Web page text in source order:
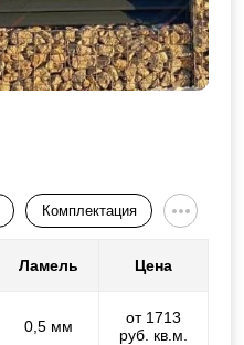
Комплектация
Ламель Цена
0,5 мм
от 1713
руб. кв.м.